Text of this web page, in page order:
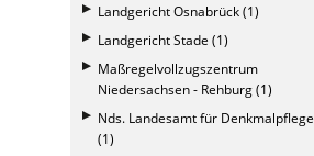
Landgericht Osnabrück (1)
Landgericht Stade (1)
Maßregelvollzugszentrum
Niedersachsen - Rehburg (1)
Nds. Landesamt für Denkmalpflege
(1)